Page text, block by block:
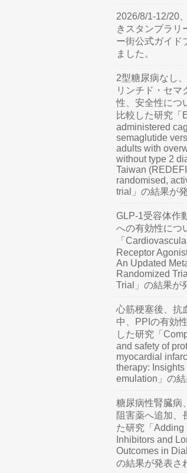
2026/8/1-12/20
きスタンプラリ
ー街公式ガイド
ました。
2型糖尿病なし
リンチド・セマ
性、安全性につ
比較した研究「
administered
semaglutide
adults with
without type 2
Taiwan
randomised,
trial」の結果が
GLP-1受容体作
への有効性につ
「
Receptor
An Updated
Randomized
Trial」の結果が
心筋梗塞後、抗
中、PPIの有効
した研究「
and safety of
myocardial
therapy: Insights
emulation」の結
糖尿病性腎臓病
阻害薬へ追加、
た研究「Adding
Inhibitors and
Outcomes in
の結果が発表さ